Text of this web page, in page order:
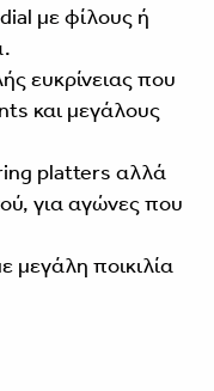
με φίλους ή
ευκρίνειας που
και μεγάλους
platters αλλά
για αγώνες που
μεγάλη ποικιλία